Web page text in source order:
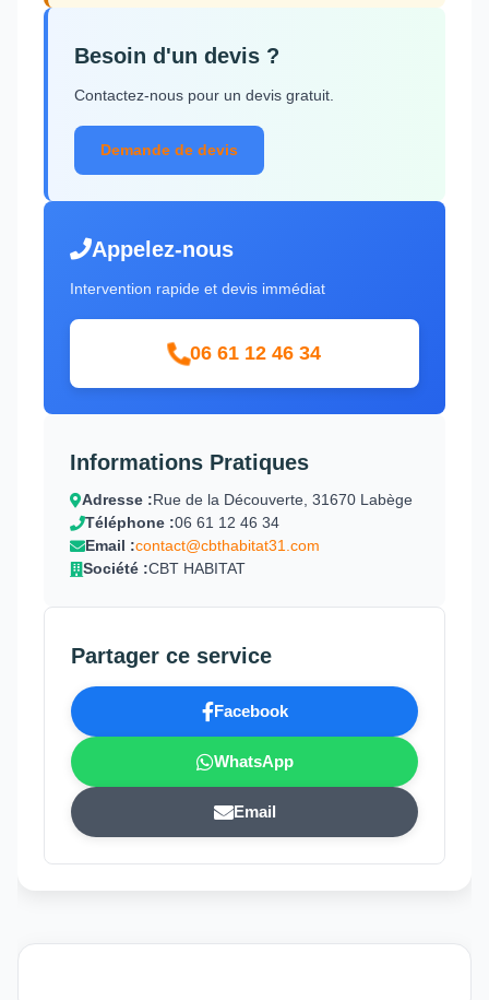
Besoin d'un devis ?
Contactez-nous pour un devis gratuit.
Demande de devis
Appelez-nous
Intervention rapide et devis immédiat
06 61 12 46 34
Informations Pratiques
Adresse :Rue de la Découverte, 31670 Labège
Téléphone :06 61 12 46 34
Email :contact@cbthabitat31.com
Société :CBT HABITAT
Partager ce service
Facebook
WhatsApp
Email